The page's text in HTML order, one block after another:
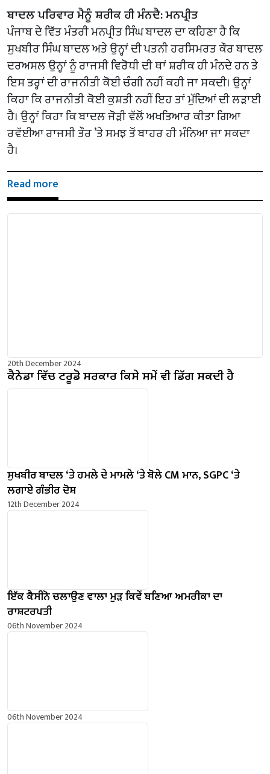
ਬਾਦਲ ਪਰਿਵਾਰ ਮੈਨੂੰ ਸ਼ਰੀਕ ਹੀ ਮੰਨਦੈ: ਮਨਪ੍ਰੀਤ
ਪੰਜਾਬ ਦੇ ਵਿੱਤ ਮੰਤਰੀ ਮਨਪ੍ਰੀਤ ਸਿੰਘ ਬਾਦਲ ਦਾ ਕਹਿਣਾ ਹੈ ਕਿ
ਸੁਖਬੀਰ ਸਿੰਘ ਬਾਦਲ ਅਤੇ ਉਨ੍ਹਾਂ ਦੀ ਪਤਨੀ ਹਰਸਿਮਰਤ ਕੌਰ ਬਾਦਲ
ਦਰਅਸਲ ਉਨ੍ਹਾਂ ਨੂੰ ਰਾਜਸੀ ਵਿਰੋਧੀ ਦੀ ਥਾਂ ਸ਼ਰੀਕ ਹੀ ਮੰਨਦੇ ਹਨ ਤੇ
ਇਸ ਤਰ੍ਹਾਂ ਦੀ ਰਾਜਨੀਤੀ ਕੋਈ ਚੰਗੀ ਨਹੀਂ ਕਹੀ ਜਾ ਸਕਦੀ। ਉਨ੍ਹਾਂ
ਕਿਹਾ ਕਿ ਰਾਜਨੀਤੀ ਕੋਈ ਕੁਸ਼ਤੀ ਨਹੀਂ ਇਹ ਤਾਂ ਮੁੱਦਿਆਂ ਦੀ ਲੜਾਈ
ਹੈ। ਉਨ੍ਹਾਂ ਕਿਹਾ ਕਿ ਬਾਦਲ ਜੋੜੀ ਵੱਲੋਂ ਅਖਤਿਆਰ ਕੀਤਾ ਗਿਆ
ਰਵੱਈਆ ਰਾਜਸੀ ਤੌਰ ’ਤੇ ਸਮਝ ਤੋਂ ਬਾਹਰ ਹੀ ਮੰਨਿਆ ਜਾ ਸਕਦਾ
ਹੈ।
Read more
20th December 2024
ਕੈਨੇਡਾ ਵਿੱਚ ਟਰੂਡੋ ਸਰਕਾਰ ਕਿਸੇ ਸਮੇਂ ਵੀ ਡਿੱਗ ਸਕਦੀ ਹੈ
ਸੁਖਬੀਰ ਬਾਦਲ ‘ਤੇ ਹਮਲੇ ਦੇ ਮਾਮਲੇ ‘ਤੇ ਬੋਲੇ ​​CM ਮਾਨ, SGPC ‘ਤੇ
ਲਗਾਏ ਗੰਭੀਰ ਦੋਸ਼
12th December 2024
ਇੱਕ ਕੈਸੀਨੋ ਚਲਾਉਣ ਵਾਲਾ ਮੁੜ ਕਿਵੇਂ ਬਣਿਆ ਅਮਰੀਕਾ ਦਾ
ਰਾਸ਼ਟਰਪਤੀ
06th November 2024
06th November 2024